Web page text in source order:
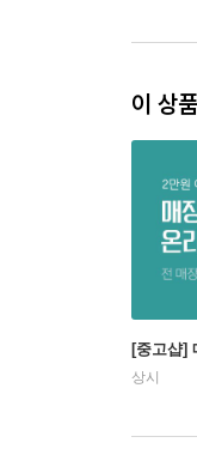
이 상
[중고샵]
상시